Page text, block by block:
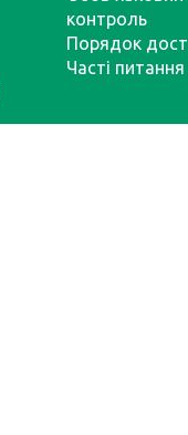
контроль
Порядок
Часті питання